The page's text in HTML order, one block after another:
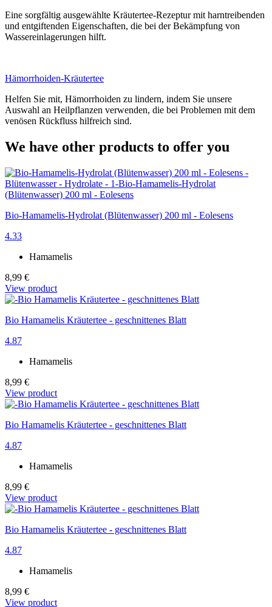
Eine sorgfältig ausgewählte Kräutertee-Rezeptur mit harntreibenden
und entgiftenden Eigenschaften, die bei der Bekämpfung von
Wassereinlagerungen hilft.
Hämorrhoiden-Kräutertee
Helfen Sie mit, Hämorrhoiden zu lindern, indem Sie unsere
Auswahl an Heilpflanzen verwenden, die bei Problemen mit dem
venösen Rückfluss hilfreich sind.
We have other products to offer you
Bio-Hamamelis-Hydrolat (Blütenwasser) 200 ml - Eolesens
4.33
Hamamelis
8,99 €
View product
Bio Hamamelis Kräutertee - geschnittenes Blatt
4.87
Hamamelis
8,99 €
View product
Bio Hamamelis Kräutertee - geschnittenes Blatt
4.87
Hamamelis
8,99 €
View product
Bio Hamamelis Kräutertee - geschnittenes Blatt
4.87
Hamamelis
8,99 €
View product